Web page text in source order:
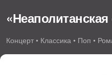
Концерт • Классика • Поп •